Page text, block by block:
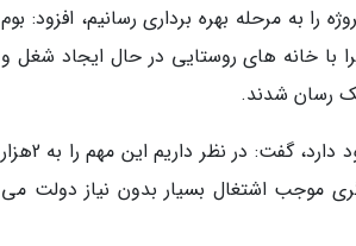
با بیان اینکه در تلاش هستیم تا با پایان یافتن دولت دوازدهم 1200 پروژه را به مرحله بهره برداری رسانیم، افزود: بوم
با خانه های روستایی در حال ایجاد شغل و
رسان شدند.
معاون رئیس جمهوری با بیان اینکه هم اکنون 600 واحد بوم گردی در کشور وجود دارد، گفت: در نظر داریم این مهم را به 2هزار
حوزه گردشگری موجب اشتغال بسیار بدون نیاز دولت می